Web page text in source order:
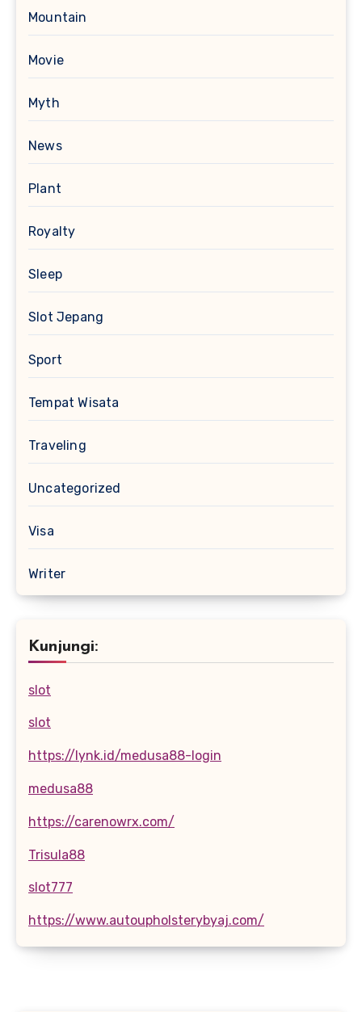
Mountain
Movie
Myth
News
Plant
Royalty
Sleep
Slot Jepang
Sport
Tempat Wisata
Traveling
Uncategorized
Visa
Writer
Kunjungi:
slot
slot
https://lynk.id/medusa88-login
medusa88
https://carenowrx.com/
Trisula88
slot777
https://www.autoupholsterybyaj.com/